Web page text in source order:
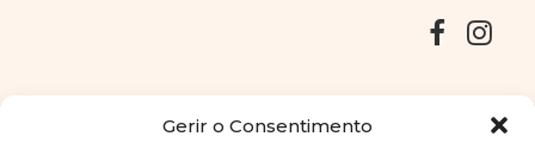
Gerir o Consentimento